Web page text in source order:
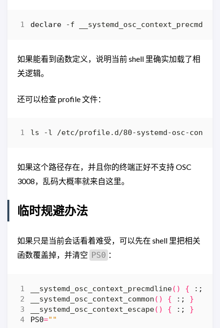
declare
如果能看到函数定义，说明当前 shell 里确实加载了相
关逻辑。
还可以检查 profile 文件：
如果这个路径存在，并且你的终端正好不支持 OSC
3008，乱码大概率就来自这里。
临时规避办法
如果只是当前会话看着难受，可以先在 shell 里把相关
函数覆盖掉，并清空 PS0 ：
__systemd_osc_context_precmdline() { : ;
__systemd_osc_context_common () { : ;
}
__systemd_osc_context_escape() { : ;
}
PS0=""